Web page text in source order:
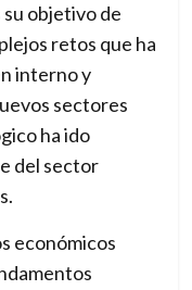
objetivo de
retos que ha
interno y
sectores
ha ido
del sector
económicos